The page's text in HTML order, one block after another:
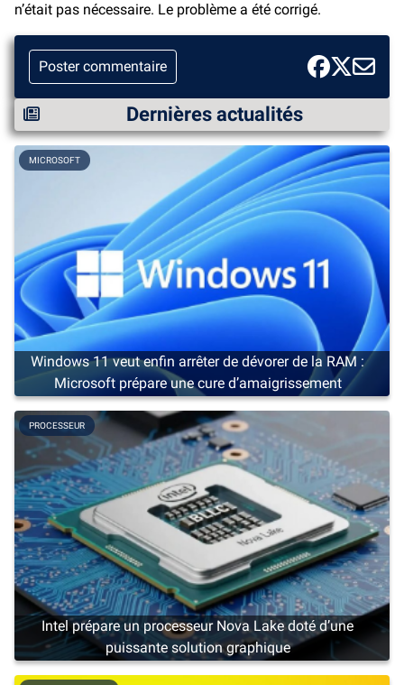
n’était pas nécessaire. Le problème a été corrigé.
Poster commentaire
Dernières actualités
Windows 11 veut enfin arrêter de dévorer de la RAM :
Microsoft prépare une cure d’amaigrissement
MICROSOFT
Intel prépare un processeur Nova Lake doté d’une
puissante solution graphique
PROCESSEUR